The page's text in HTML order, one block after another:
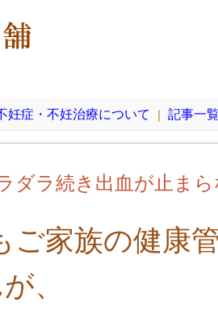
妊症・不妊治療について ｜ 記事一
ダラ続き出血が止ま
ご家族の健康
、